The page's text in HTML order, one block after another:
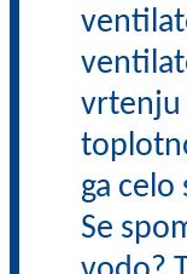
vrtenju
ga
Se